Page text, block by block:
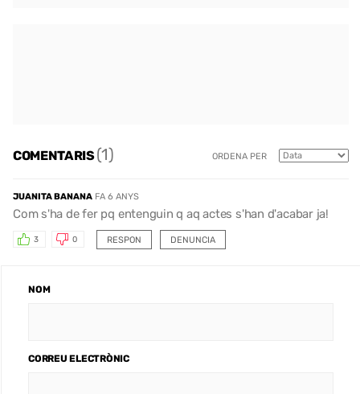
COMENTARIS(1) ORDENA PER
JUANITA BANANA FA 6 ANYS
Com s'ha de fer pq entenguin q aq actes s'han d'acabar ja!
RESPON
3 0 DENUNCIA
NOM
CORREU ELECTRÒNIC